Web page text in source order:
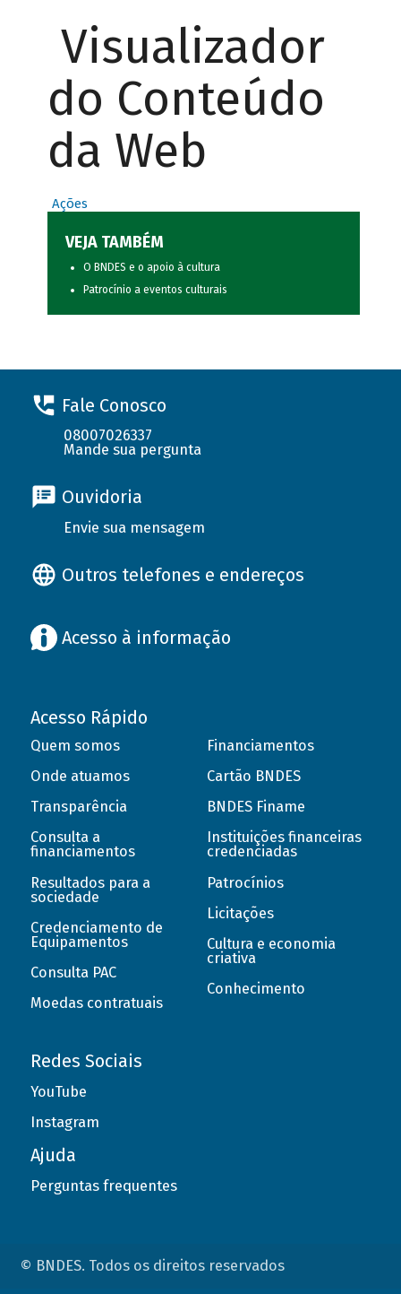
Visualizador
do Conteúdo
da Web
Ações
VEJA TAMBÉM
O BNDES e o apoio à cultura
Patrocínio a eventos culturais
Fale Conosco
08007026337
Mande sua pergunta
Ouvidoria
Envie sua mensagem
Outros telefones e endereços
Acesso à informação
Acesso Rápido
Quem somos
Onde atuamos
Transparência
Consulta a
financiamentos
Resultados para a
sociedade
Credenciamento de
Equipamentos
Consulta PAC
Moedas contratuais
Financiamentos
Cartão BNDES
BNDES Finame
Instituições financeiras
credenciadas
Patrocínios
Licitações
Cultura e economia
criativa
Conhecimento
Redes Sociais
YouTube
Instagram
Ajuda
Perguntas frequentes
© BNDES. Todos os direitos reservados